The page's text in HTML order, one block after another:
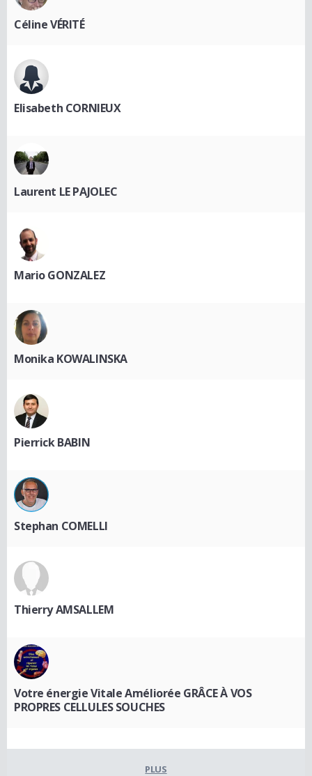
Céline VÉRITÉ
Elisabeth CORNIEUX
Laurent LE PAJOLEC
Mario GONZALEZ
Monika KOWALINSKA
Pierrick BABIN
Stephan COMELLI
Thierry AMSALLEM
Votre énergie Vitale Améliorée GRÂCE À VOS
PROPRES CELLULES SOUCHES
PLUS